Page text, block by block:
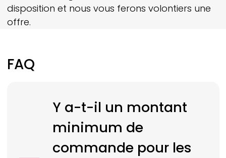
disposition et nous vous ferons volontiers une
offre.
FAQ
Y a-t-il un montant
minimum de
commande pour les